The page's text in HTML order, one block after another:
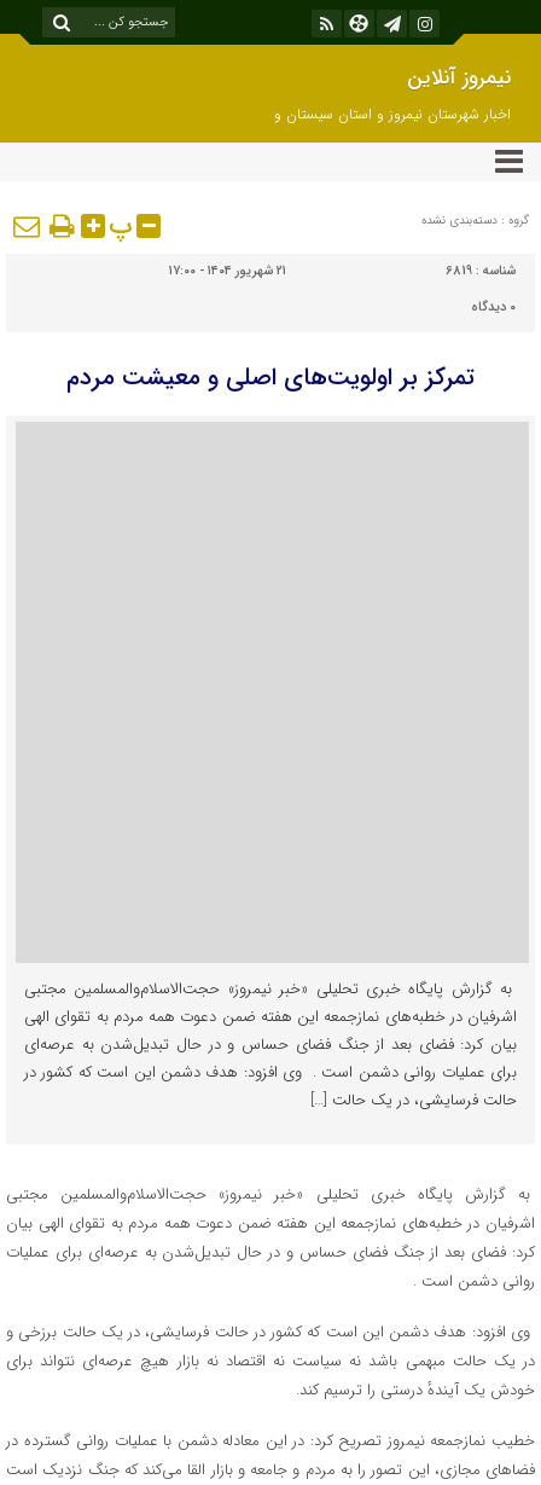
نیمروز آنلاین
اخبار شهرستان نیمروز و استان سیستان و
بلوچستان
گروه : دسته‌بندی نشده پ
شناسه : 6819
۲۱ شهریور ۱۴۰۴ - ۱۷:۰۰
۰ دیدگاه
تمرکز بر اولویت‌های اصلی و معیشت مردم
به گزارش پایگاه خبری تحلیلی «خبر نیمروز» حجت‌الاسلام‌والمسلمین مجتبی
اشرفیان در خطبه‌های نمازجمعه این هفته ضمن دعوت همه مردم به تقوای الهی
بیان کرد: فضای بعد از جنگ فضای حساس و در حال تبدیل‌شدن به عرصه‌ای
برای عملیات روانی دشمن است . وی افزود: هدف دشمن این است که کشور در
حالت فرسایشی، در یک حالت […]
به گزارش پایگاه خبری تحلیلی «خبر نیمروز» حجت‌الاسلام‌والمسلمین مجتبی
اشرفیان در خطبه‌های نمازجمعه این هفته ضمن دعوت همه مردم به تقوای الهی بیان
کرد: فضای بعد از جنگ فضای حساس و در حال تبدیل‌شدن به عرصه‌ای برای عملیات
روانی دشمن است .
وی افزود: هدف دشمن این است که کشور در حالت فرسایشی، در یک حالت برزخی و
در یک حالت مبهمی باشد نه سیاست نه اقتصاد نه بازار هیچ عرصه‌ای نتواند برای
خودش یک آیندهٔ درستی را ترسیم کند.
خطیب نمازجمعه نیمروز تصریح کرد: در این معادله دشمن با عملیات روانی گسترده در
فضاهای مجازی، این تصور را به مردم و جامعه و بازار القا می‌کند که جنگ نزدیک است